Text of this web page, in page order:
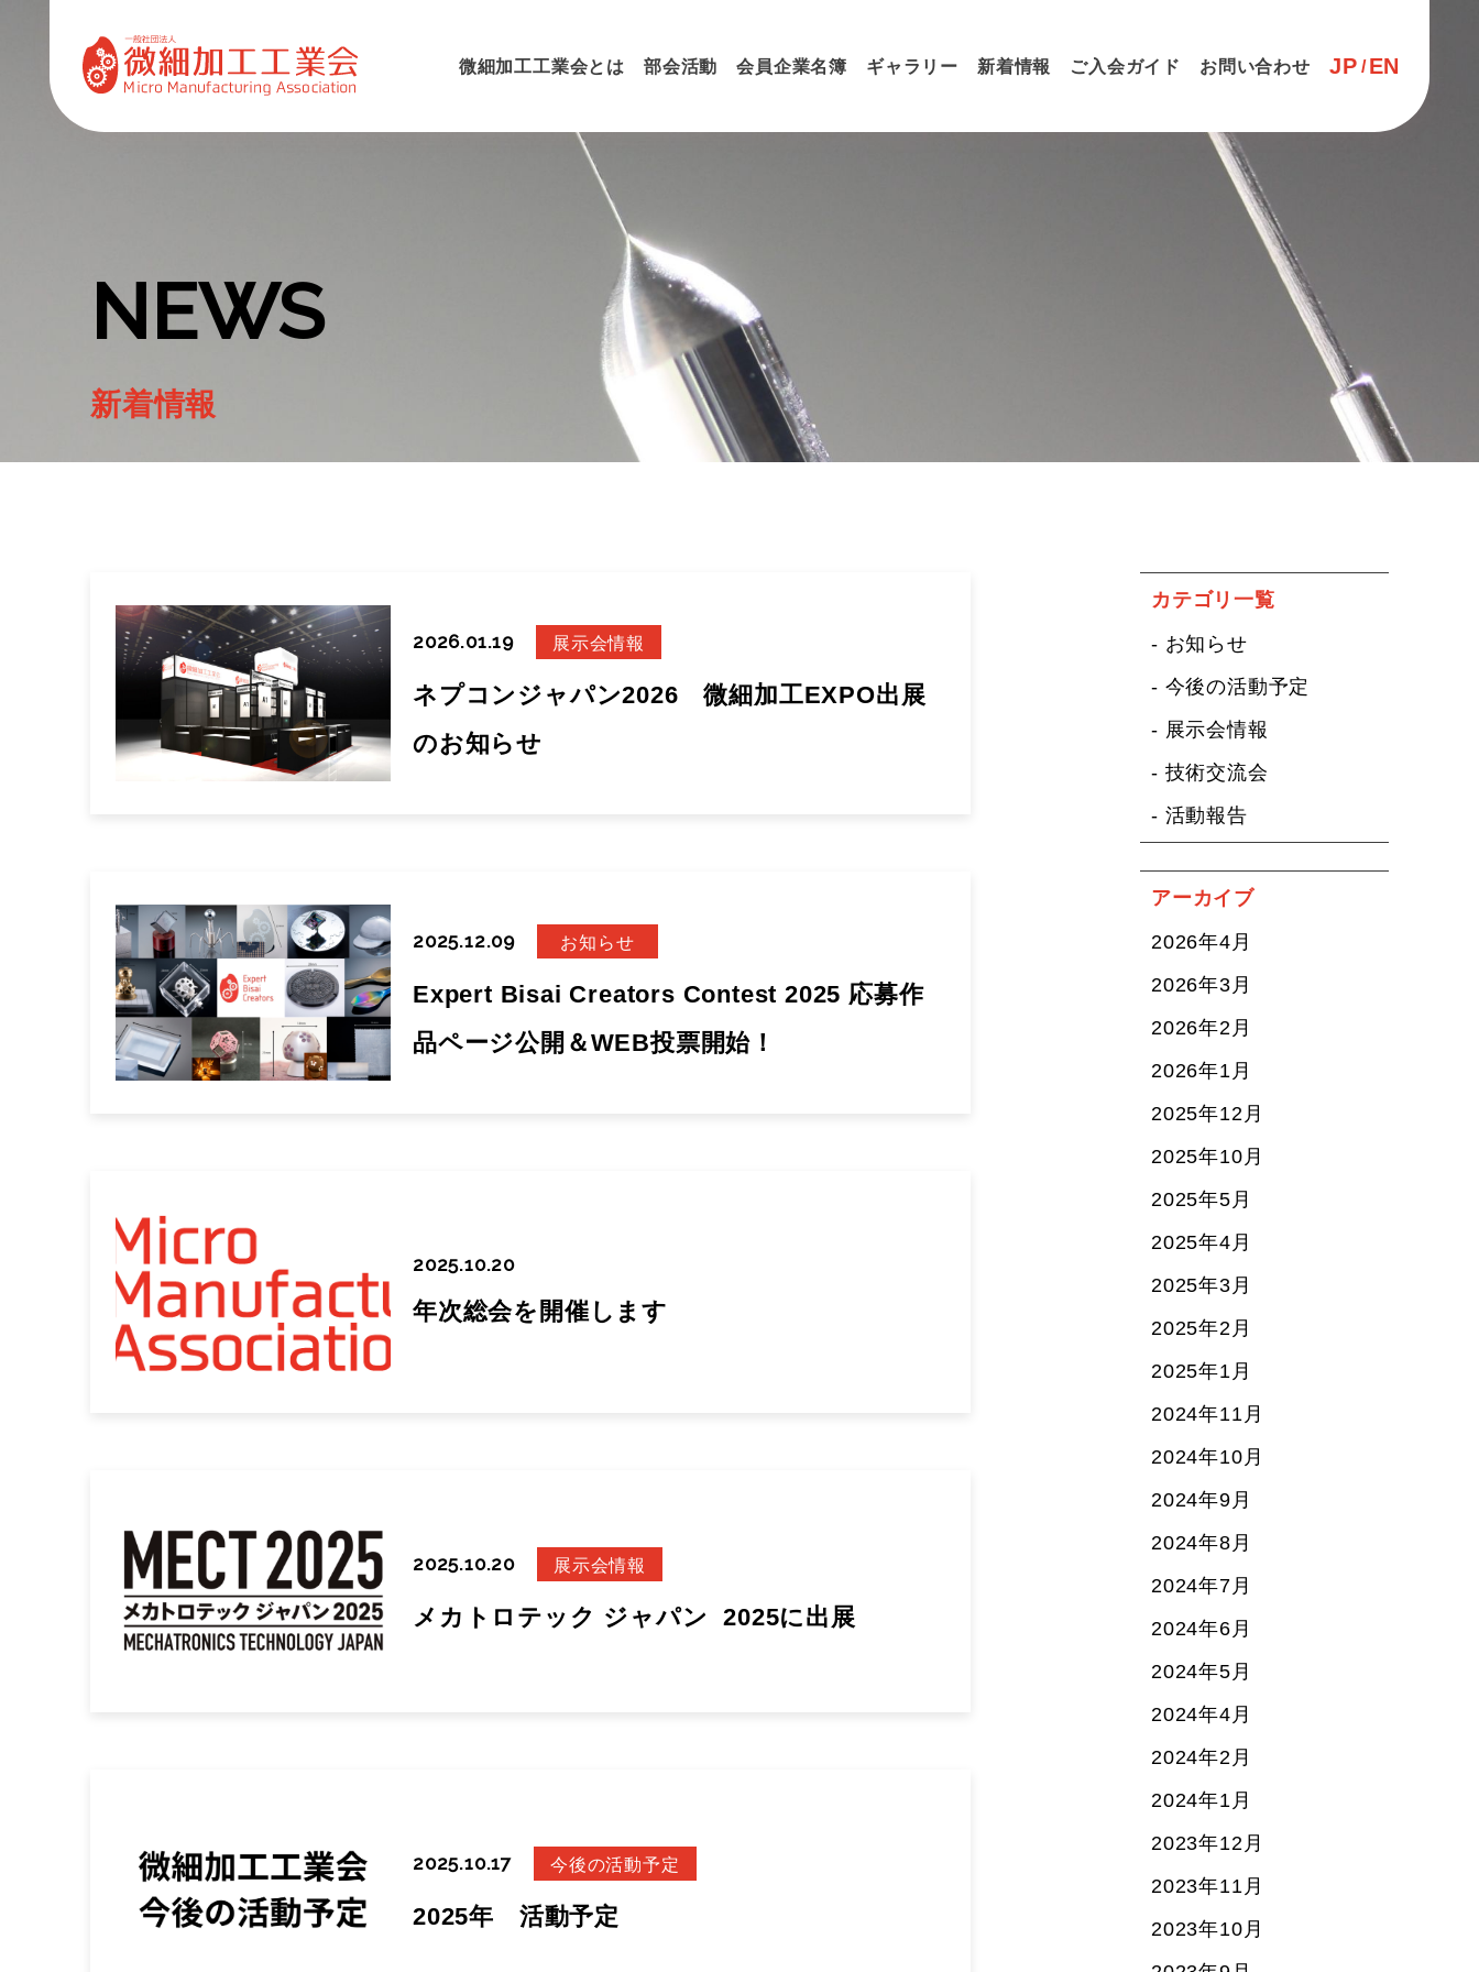
微細加工工業会とは 部会活動 会員企業名簿 ギャラリー 新着情報 ご入会ガイド お問い合わせ JP EN
NEWS
新着情報
2026.01.19 展示会情報
ネプコンジャパン2026 微細加工EXPO出展
のお知らせ
2025.12.09 お知らせ
Expert Bisai Creators Contest 2025 応募作
品ページ公開＆WEB投票開始！
2025.10.20
年次総会を開催します
2025.10.20 展示会情報
メカトロテック ジャパン 2025に出展
2025.10.17 今後の活動予定
2025年 活動予定
カテゴリ一覧
- お知らせ
- 今後の活動予定
- 展示会情報
- 技術交流会
- 活動報告
アーカイブ
2026年4月
2026年3月
2026年2月
2026年1月
2025年12月
2025年10月
2025年5月
2025年4月
2025年3月
2025年2月
2025年1月
2024年11月
2024年10月
2024年9月
2024年8月
2024年7月
2024年6月
2024年5月
2024年4月
2024年2月
2024年1月
2023年12月
2023年11月
2023年10月